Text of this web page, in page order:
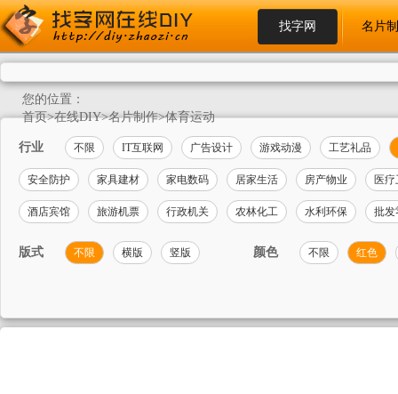
找字网 名片
您的位置：
首页>在线DIY>名片制作>体育运动
行业 不限 IT互联网 广告设计 游戏动漫 工艺礼品
安全防护 家具建材 家电数码 居家生活 房产物业 医
酒店宾馆 旅游机票 行政机关 农林化工 水利环保 批发
版式 不限 横版 竖版 颜色 不限 红色